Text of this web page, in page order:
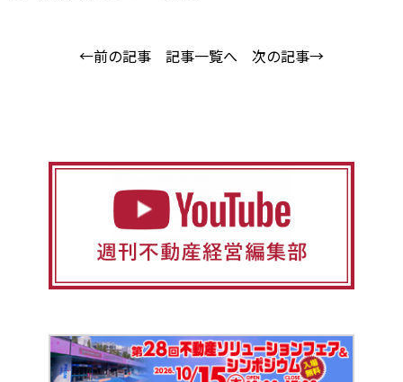
←前の記事 記事一覧へ 次の記事→